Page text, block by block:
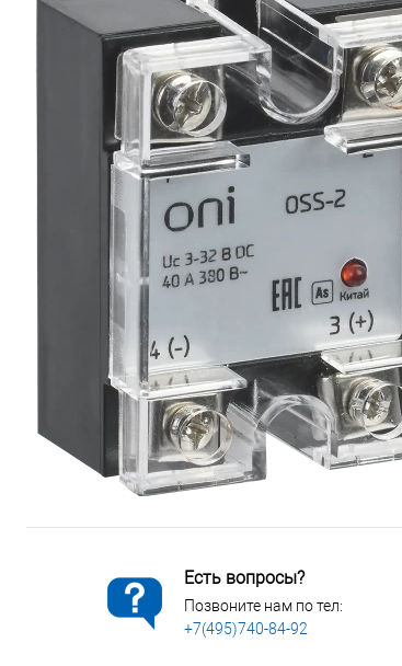
Сопутствующие товары
Электромонтажные изделия
Есть вопросы?
Позвоните нам по тел:
+7(495)740-84-92